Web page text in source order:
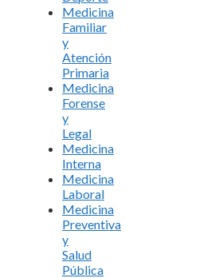
Medicina
Familiar
y
Atención
Primaria
Medicina
Forense
y
Legal
Medicina
Interna
Medicina
Laboral
Medicina
Preventiva
y
Salud
Pública